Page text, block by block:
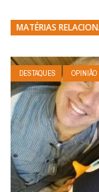
MATÉRIAS
DESTAQUES OPINIÃO